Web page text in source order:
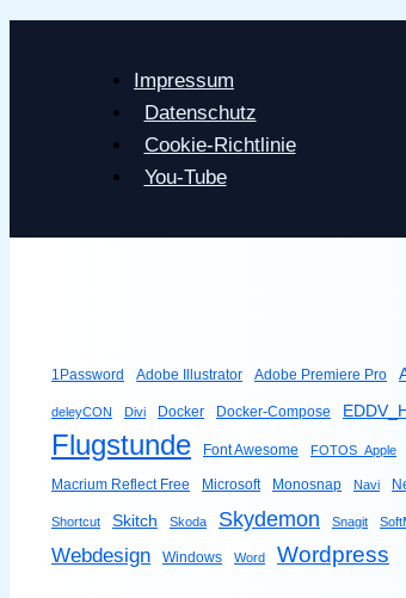
Impressum
Datenschutz
Cookie-Richtlinie
You-Tube
1Password Adobe Illustrator Adobe Premiere Pro
deleyCON Divi Docker Docker-Compose
Flugstunde Font Awesome FOTOS_Apple
Macrium Reflect Free Microsoft Monosnap Navi
Shortcut Skitch Skoda Skydemon Snagit
Webdesign Windows Word Wordpress